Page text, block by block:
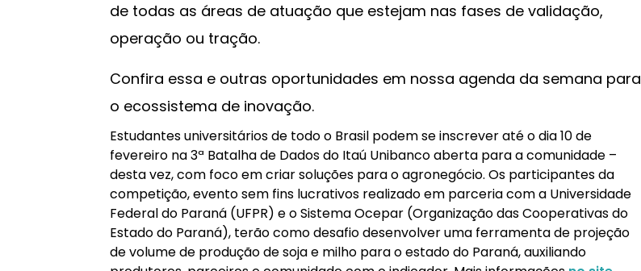
de todas as áreas de atuação que estejam nas fases de validação,
operação ou tração.
Confira essa e outras oportunidades em nossa agenda da semana para
o ecossistema de inovação.
Estudantes universitários de todo o Brasil podem se inscrever até o dia 10 de
fevereiro na 3ª Batalha de Dados do Itaú Unibanco aberta para a comunidade –
desta vez, com foco em criar soluções para o agronegócio. Os participantes da
competição, evento sem fins lucrativos realizado em parceria com a Universidade
Federal do Paraná (UFPR) e o Sistema Ocepar (Organização das Cooperativas do
Estado do Paraná), terão como desafio desenvolver uma ferramenta de projeção
de volume de produção de soja e milho para o estado do Paraná, auxiliando